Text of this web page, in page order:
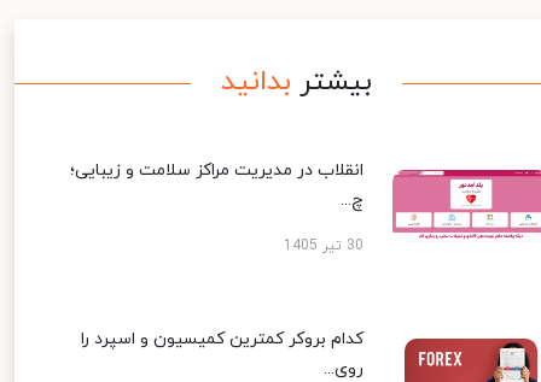
بیشتر بدانید
انقلاب در مدیریت مراکز سلامت و زیبایی؛
چ...
30 تیر 1405
کدام بروکر کمترین کمیسیون و اسپرد را
روی...